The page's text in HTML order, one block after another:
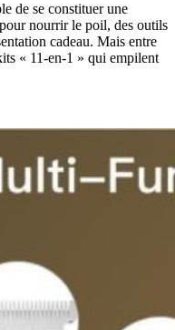
de se constituer une
nourrir le poil, des outils
cadeau. Mais entre
« 11-en-1 » qui empilent